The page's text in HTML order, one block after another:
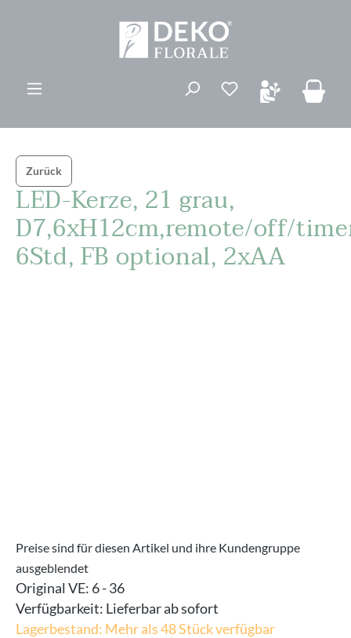
Du hast 0
Zurück
LED-Kerze, 21 grau,
D7,6xH12cm,remote/off/
6Std, FB optional, 2xAA
Preise sind für diesen Artikel und ihre Kundengruppe
ausgeblendet
Original VE: 6 - 36
Verfügbarkeit: Lieferbar ab sofort
Lagerbestand: Mehr als 48 Stück verfügbar